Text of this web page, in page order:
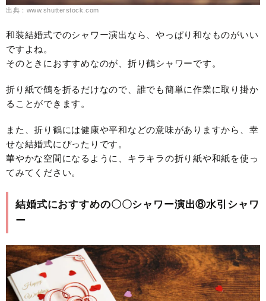
出典：www.shutterstock.com
和装結婚式でのシャワー演出なら、やっぱり和なものがいい
ですよね。
そのときにおすすめなのが、折り鶴シャワーです。
折り紙で鶴を折るだけなので、誰でも簡単に作業に取り掛か
ることができます。
また、折り鶴には健康や平和などの意味がありますから、幸
せな結婚式にぴったりです。
華やかな空間になるように、キラキラの折り紙や和紙を使っ
てみてください。
結婚式におすすめの〇〇シャワー演出⑧水引シャワ
ー